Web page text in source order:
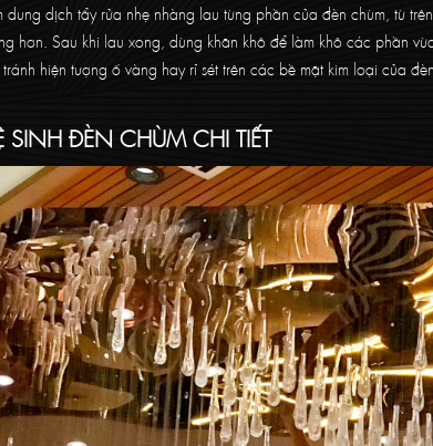
dung dịch tẩy rửa nhẹ nhàng lau từng phần của đèn chùm, từ
hơn. Sau khi lau xong, dùng khăn khô để làm khô các phần
hiện tượng ố vàng hay rỉ sét trên các bề mặt kim loại của đèn.
SINH ĐÈN CHÙM CHI TIẾT